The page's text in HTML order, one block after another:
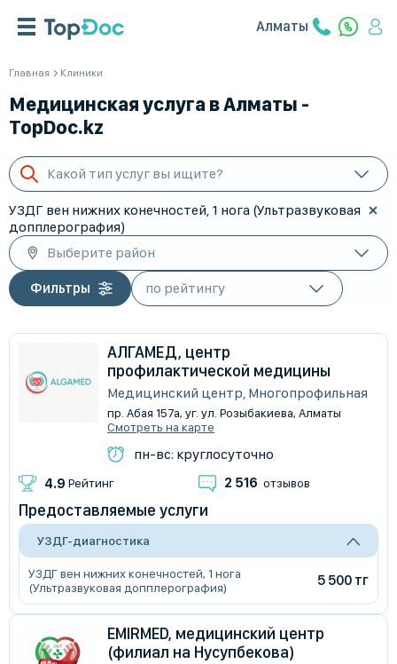
Алматы
Главная Клиники
Медицинская услуга в Алматы -
TopDoc.kz
Какой тип услуг вы ищите?
УЗДГ вен нижних конечностей, 1 нога (Ультразвуковая
допплерография)
Выберите район
Фильтры
АЛГАМЕД, центр
профилактической медицины
Медицинский центр, Многопрофильная
пр. Абая 157а, уг. ул. Розыбакиева, Алматы
Смотреть на карте
пн-вс: круглосуточно
4.9 Рейтинг 2 516 отзывов
Предоставляемые услуги
УЗДГ-диагностика
УЗДГ вен нижних конечностей, 1 нога
(Ультразвуковая допплерография)
5 500 тг
EMIRMED, медицинский центр
(филиал на Нусупбекова)